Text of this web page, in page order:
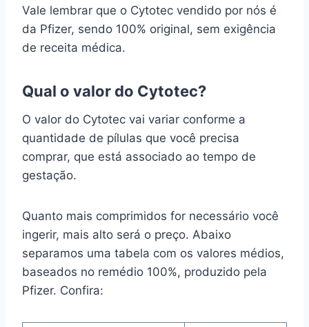
Vale lembrar que o Cytotec vendido por nós é
da Pfizer, sendo 100% original, sem exigência
de receita médica.
Qual o valor do Cytotec?
O valor do Cytotec vai variar conforme a
quantidade de pílulas que você precisa
comprar, que está associado ao tempo de
gestação.
Quanto mais comprimidos for necessário você
ingerir, mais alto será o preço. Abaixo
separamos uma tabela com os valores médios,
baseados no remédio 100%, produzido pela
Pfizer. Confira: